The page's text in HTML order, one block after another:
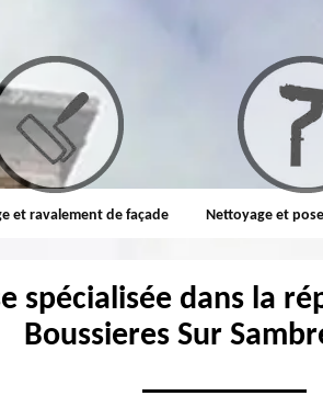
et ravalement de façade Nettoyage et
spécialisée dans la
Boussieres Sur